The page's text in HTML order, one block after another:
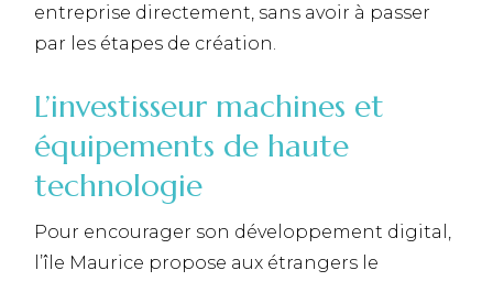
entreprise directement, sans avoir à passer
par les étapes de création.
L’investisseur machines et
équipements de haute
technologie
Pour encourager son développement digital,
l’île Maurice propose aux étrangers le